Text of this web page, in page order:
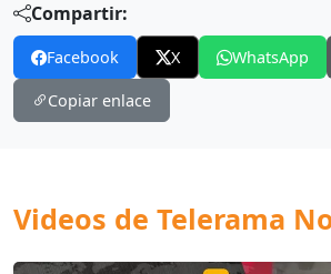
Compartir:
Facebook X WhatsApp
Copiar enlace
Videos de Telerama